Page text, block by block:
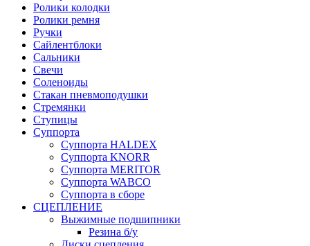
Ролики колодки
Ролики ремня
Ручки
Сайлентблоки
Сальники
Свечи
Соленоиды
Стакан пневмоподушки
Стремянки
Ступицы
Суппорта
Суппорта HALDEX
Суппорта KNORR
Суппорта MERITOR
Суппорта WABCO
Суппорта в сборе
СЦЕПЛЕНИЕ
Выжимные подшипники
Резина б/у